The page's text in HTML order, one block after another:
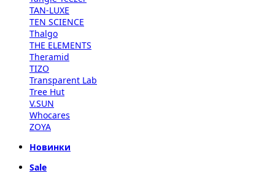
TAN-LUXE
TEN SCIENCE
Thalgo
THE ELEMENTS
Theramid
TIZO
Transparent Lab
Tree Hut
V.SUN
Whocares
ZOYA
Новинки
Sale